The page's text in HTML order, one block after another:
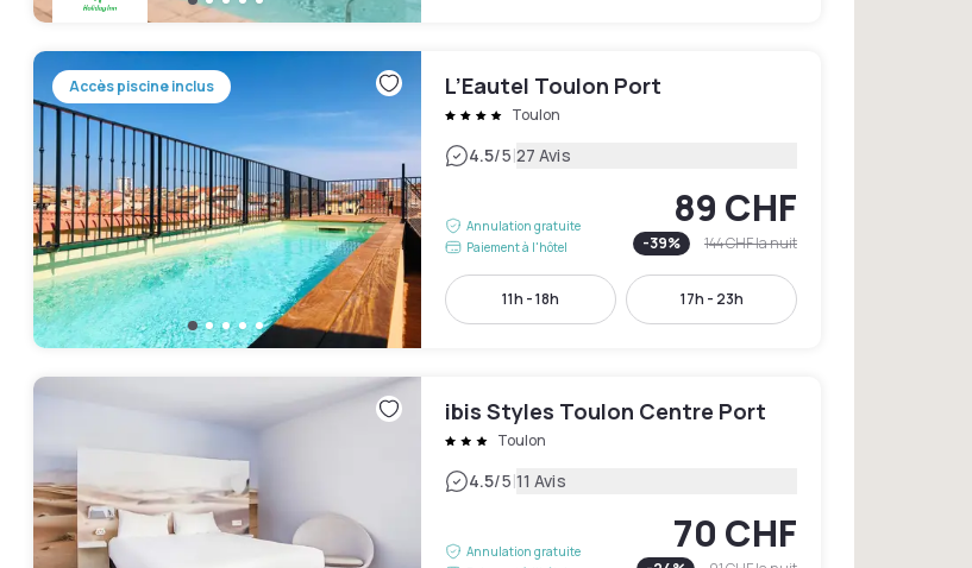
Accès piscine inclus L’Eautel Toulon Port
Toulon
4.5/5|27 Avis
Annulation gratuite
Paiement à l'hôtel
89 CHF
-39% 144 CHFla nuit
11h - 18h 17h - 23h
ibis Styles Toulon Centre Port
Toulon
4.5/5|11 Avis
Annulation gratuite
70 CHF